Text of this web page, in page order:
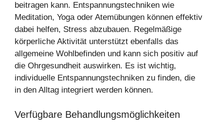
beitragen kann. Entspannungstechniken wie
Meditation, Yoga oder Atemübungen können effektiv
dabei helfen, Stress abzubauen. Regelmäßige
körperliche Aktivität unterstützt ebenfalls das
allgemeine Wohlbefinden und kann sich positiv auf
die Ohrgesundheit auswirken. Es ist wichtig,
individuelle Entspannungstechniken zu finden, die
in den Alltag integriert werden können.
Verfügbare Behandlungsmöglichkeiten